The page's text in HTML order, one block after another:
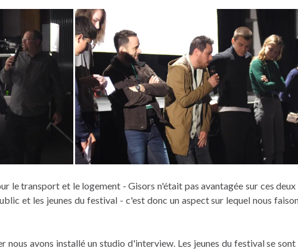
le transport et le logement - Gisors n'était pas avantagée sur ces
et les jeunes du festival - c'est donc un aspect sur lequel nous
nous avons installé un studio d'interview. Les jeunes du festival se